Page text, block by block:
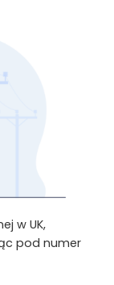
w UK,
pod numer